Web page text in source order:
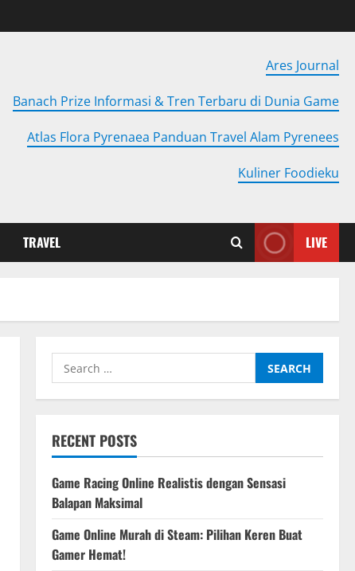
Ares Journal
Banach Prize Informasi & Tren Terbaru di Dunia Game
Atlas Flora Pyrenaea Panduan Travel Alam Pyrenees
Kuliner Foodieku
TRAVEL LIVE
Search
for:
RECENT POSTS
Game Racing Online Realistis dengan Sensasi
Balapan Maksimal
Game Online Murah di Steam: Pilihan Keren Buat
Gamer Hemat!